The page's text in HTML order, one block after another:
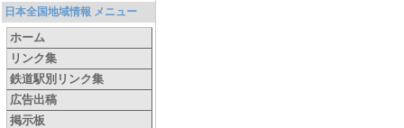
日本全国地域情報 メニュー
ホーム
リンク集
鉄道駅別リンク集
広告出稿
掲示板